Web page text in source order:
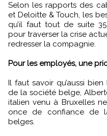
Selon les rapports des
et Deloitte & Touch, les
qu’il faut tout de suite 35
pour traverser la crise
redresser la compagnie.
Pour les employés, une
Il faut savoir qu’aussi
de la société belge,
italien venu à Bruxelles
once de confiance de
belges.